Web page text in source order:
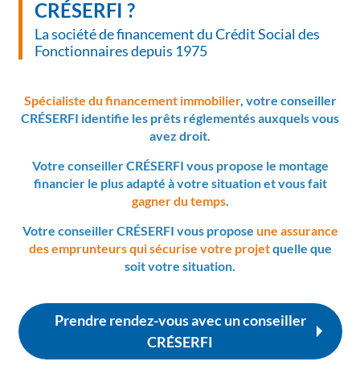
CRÉSERFI ?
La société de financement du Crédit Social des
Fonctionnaires depuis 1975
Spécialiste du financement immobilier, votre conseiller
CRÉSERFI identifie les prêts réglementés auxquels vous
avez droit.
Votre conseiller CRÉSERFI vous propose le montage
financier le plus adapté à votre situation et vous fait
gagner du temps.
Votre conseiller CRÉSERFI vous propose une assurance
des emprunteurs qui sécurise votre projetquelle que
soit votre situation.
Prendre rendez-vous avec un conseiller
CRÉSERFI